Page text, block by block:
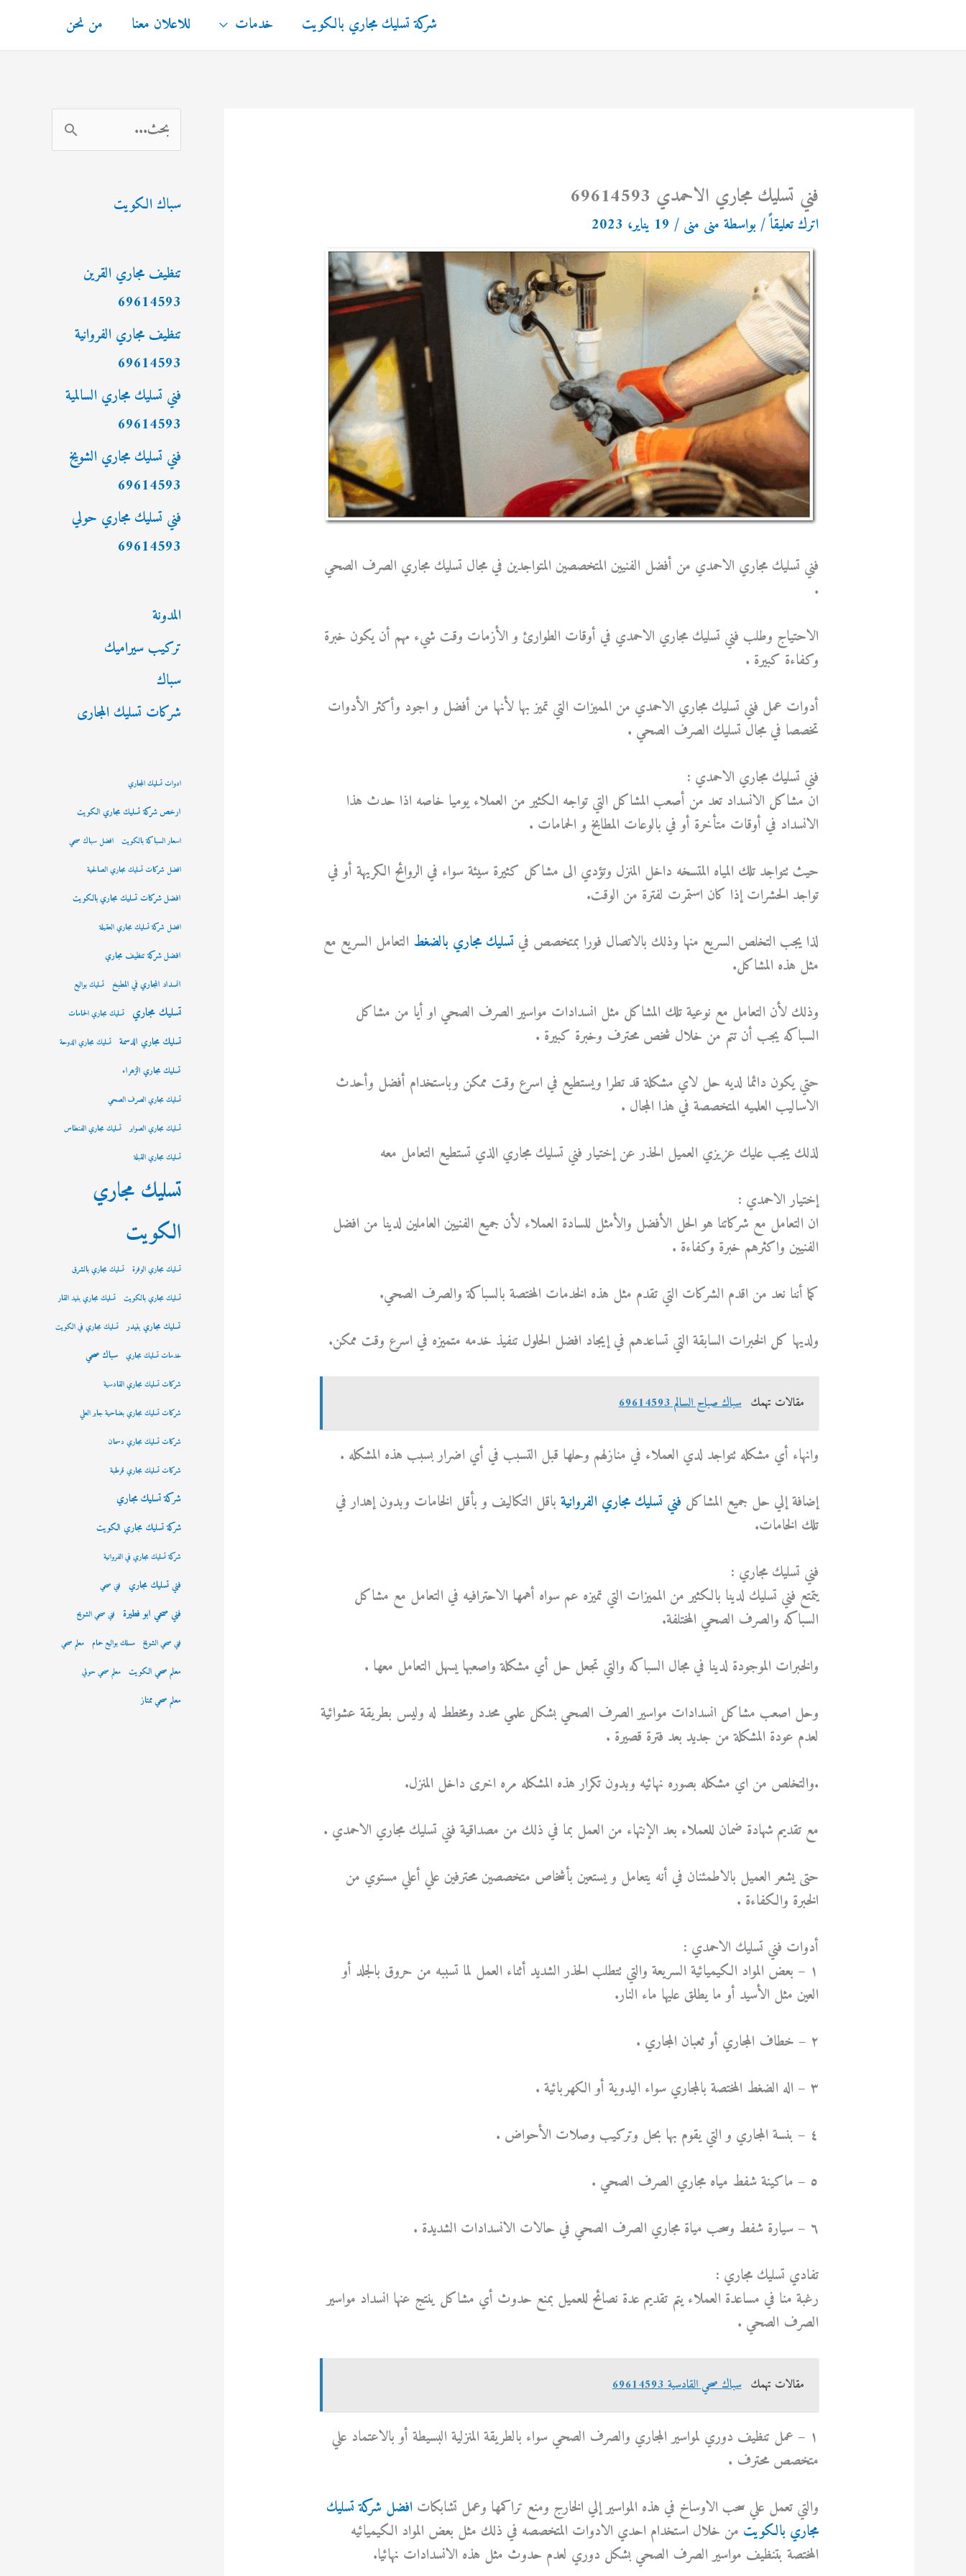
المحتوى
شركة تسليك مجاري بالكويت خدمات للاعلان معنا من نحن
فني تسليك مجاري الاحمدي 69614593
اترك تعليقاً/ بواسطة منى منى/ 19 يناير، 2023
فني تسليك مجاري الاحمدي من أفضل الفنيين المتخصصين المتواجدين في مجال تسليك مجاري الصرف الصحي
.
الاحتياج وطلب فني تسليك مجاري الاحمدي في أوقات الطوارئ و الأزمات وقت شيء مهم أن يكون خبرة
وكفاءة كبيرة .
أدوات عمل فني تسليك مجاري الاحمدي من المميزات التي تميز بها لأنها من أفضل و اجود وأكثر الأدوات
تخصصا في مجال تسليك الصرف الصحي .
فني تسليك مجاري الاحمدي :
ان مشاكل الانسداد تعد من أصعب المشاكل التي تواجه الكثير من العملاء يوميا خاصه اذا حدث هذا
الانسداد في أوقات متأخرة أو في بالوعات المطابخ و الحمامات .
حيث تتواجد تلك المياه المتسخه داخل المنزل وتؤدي الى مشاكل كثيرة سيئة سواء في الروائح الكريهة أو في
تواجد الحشرات إذا كان استمرت لفترة من الوقت.
لذا يجب التخلص السريع منها وذلك بالاتصال فورا بمتخصص في تسليك مجاري بالضغط التعامل السريع مع
مثل هذه المشاكل.
وذلك لأن التعامل مع نوعية تلك المشاكل مثل انسدادات مواسير الصرف الصحي او أيا من مشاكل
السباكه يجب أن تتم من خلال شخص محترف وخبرة كبيرة .
حتي يكون دائما لديه حل لاي مشكلة قد تطرا ويستطيع في اسرع وقت ممكن وباستخدام أفضل وأحدث
الاساليب العلميه المتخصصة في هذا المجال .
لذلك يجب عليك عزيزي العميل الحذر عن إختيار فني تسليك مجاري الذي تستطيع التعامل معه
إختيار الاحمدي :
ان التعامل مع شركاتنا هو الحل الأفضل والأمثل للسادة العملاء لأن جميع الفنيين العاملين لدينا من افضل
الفنيين واكثرهم خبرة وكفاءة .
كما أننا نعد من اقدم الشركات التي تقدم مثل هذه الخدمات المختصة بالسباكة والصرف الصحي.
ولديها كل الخبرات السابقة التي تساعدهم في إيجاد افضل الحلول تنفيذ خدمه متميزه في اسرع وقت ممكن.
مقالات تهمك سباك صباح السالم 69614593
وانهاء أي مشكله تتواجد لدي العملاء في منازلهم وحلها قبل التسبب في أي اضرار بسبب هذه المشكله .
إضافة إلي حل جميع المشاكل فني تسليك مجاري الفروانية باقل التكاليف و بأقل الخامات وبدون إهدار في
تلك الخامات.
فني تسليك مجاري :
يتمتع فني تسليك لدينا بالكثير من المميزات التي تميزه عم سواه أهمها الاحترافيه في التعامل مع مشاكل
السباكه والصرف الصحي المختلفة.
والخبرات الموجودة لدينا في مجال السباكه والتي تجعل حل أي مشكلة واصعبها يسهل التعامل معها .
وحل اصعب مشاكل انسدادات مواسير الصرف الصحي بشكل علمي محدد ومخطط له وليس بطريقة عشوائية
لعدم عودة المشكلة من جديد بعد فترة قصيرة .
.والتخلص من اي مشكله بصوره نهائيه وبدون تكرار هذه المشكله مره اخرى داخل المنزل.
مع تقديم شهادة ضمان للعملاء بعد الإنتهاء من العمل بما في ذلك من مصداقية فني تسليك مجاري الاحمدي .
حتى يشعر العميل بالاطمئنان في أنه يتعامل و يستعين بأشخاص متخصصين محترفين علي أعلي مستوي من
الخبرة والكفاءة .
أدوات فني تسليك الاحمدي :
١ – بعض المواد الكيميائية السريعة والتي تتطلب الحذر الشديد أثناء العمل لما تسببه من حروق بالجلد أو
العين مثل الأسيد أو ما يطلق عليها ماء النار.
٢ – خطاف المجاري أو ثعبان المجاري .
٣ – اله الضغط المختصة بالمجاري سواء اليدوية أو الكهربائية .
٤ – بنسة المجاري و التي يقوم بها بحل وتركيب وصلات الأحواض .
٥ – ماكينة شفط مياه مجاري الصرف الصحي .
٦ – سيارة شفط وسحب مياة مجاري الصرف الصحي في حالات الانسدادات الشديدة .
تفادي تسليك مجاري :
رغبة منا في مساعدة العملاء يتم تقديم عدة نصائح للعميل بمنع حدوث أي مشاكل ينتج عنها انسداد مواسير
الصرف الصحي .
مقالات تهمك سباك صحي القادسية 69614593
١ – عمل تنظيف دوري لمواسير المجاري والصرف الصحي سواء بالطريقة المنزلية البسيطة أو بالاعتماد علي
متخصص محترف .
والتي تعمل علي سحب الاوساخ في هذه المواسير إلي الخارج ومنع تراكمها وعمل تشابكات افضل شركة تسليك
مجاري بالكويت من خلال استخدام احدي الادوات المتخصصه في ذلك مثل بعض المواد الكيميائيه
المختصة بتنظيف مواسير الصرف الصحي بشكل دوري لعدم حدوث مثل هذه الانسدادات نهائيا.
ل
ح
ع
ن
سباك الكويت
تنظيف مجاري القرين
69614593
تنظيف مجاري الفروانية
69614593
فني تسليك مجاري السالمية
69614593
فني تسليك مجاري الشويخ
69614593
فني تسليك مجاري حولي
69614593
المدونة
تركيب سيراميك
سباك
شركات تسليك المجارى
ادوات تسليك المجاري
ارخص شركة تسليك مجاري الكويت
اسعار السباكة بالكويت افضل سباك صحي
افضل شركات تسليك مجاري الصالحية
افضل شركات تسليك مجاري بالكويت
افضل شركة تسليك مجاري العقيلة
افضل شركة تنظيف مجاري
انسداد المجاري في المطبخ تسليك بواليع
تسليك مجاري تسليك مجاري الحمامات
تسليك مجاري الدسمة تسليك مجاري الدوحة
تسليك مجاري الزهراء
تسليك مجاري الصرف الصحي
تسليك مجاري الصوابر تسليك مجاري الفنطاس
تسليك مجاري القبلة
تسليك مجاري
الكويت
تسليك مجاري الوفرة تسليك مجاري بالشرق
تسليك مجاري بالكويت تسليك مجاري بنيد القار
تسليك مجاري بنيدر تسليك مجاري في الكويت
خدمات تسليك مجاري سباك صحي
شركات تسليك مجاري القادسية
شركات تسليك مجاري بضاحية جابر العلي
شركات تسليك مجاري دسمان
شركات تسليك مجاري قرطبة
شركة تسليك مجاري
شركة تسليك مجاري الكويت
شركة تسليك مجاري في الفروانية
فني تسليك مجاري فني صحي
فني صحي ابو فطيرة فني صحي الشويح
فني صحي الشويخ مسلك بواليع حمام معلم صحي
معلم صحي الكويت معلم صحي حولي
معلم صحي ممتاز